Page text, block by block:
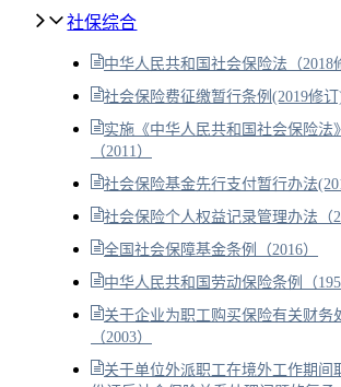
社保综合
中华人民共和国社会保险法（2018
社会保险费征缴暂行条例(2019修订
实施《中华人民共和国社会保险法
（2011）
社会保险基金先行支付暂行办法
社会保险个人权益记录管理办法（
全国社会保障基金条例（2016）
中华人民共和国劳动保险条例（
关于企业为职工购买保险有关财务
（2003）
关于单位外派职工在境外工作期间